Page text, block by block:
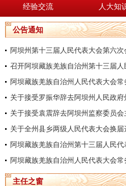
经验交流 人大知
公告通知
阿坝州第十三届人民代表大会第六次
阿坝藏族羌族自治州人民代表大会
关于接受罗振华辞去阿坝州人民政府
关于接受袁震辞去阿坝州监察委员会
关于全州县乡两级人民代表大会换
阿坝藏族羌族自治州第十三届人民
阿坝藏族羌族自治州人民代表大会
主任之窗